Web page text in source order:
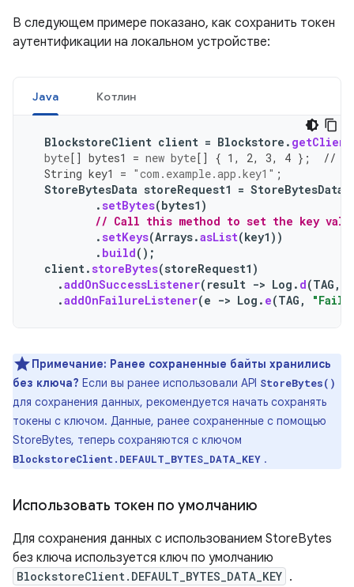
В следующем примере показано, как сохранить токен
аутентификации на локальном устройстве:
Java Котлин
BlockstoreClient client = Blockstore . getClient
byte[] bytes1 = new byte[] { 1 , 2, 3, 4 };
//
String key1 = "com.example.app.key1" ;
StoreBytesData storeRequest1 = StoreBytesData
.setBytes(bytes1 )
// Call this method to set the key
.setKeys(Arrays.asList(key1 ))
. build();
client.storeBytes(storeRequest1 )
.addOnSuccessListener( result -> Log . d(TAG ,
.addOnFailureListener(e -> Log . e(TAG ,
Примечание: Ранее сохраненные байты хранились
без ключа? Если вы ранее использовали API StoreBytes()
для сохранения данных, рекомендуется начать сохранять
токены с ключом. Данные, ранее сохраненные с помощью
StoreBytes, теперь сохраняются с ключом
BlockstoreClient.DEFAULT_BYTES_DATA_KEY .
Использовать токен по умолчанию
Для сохранения данных с использованием StoreBytes
без ключа используется ключ по умолчанию
BlockstoreClient.DEFAULT_BYTES_DATA_KEY .